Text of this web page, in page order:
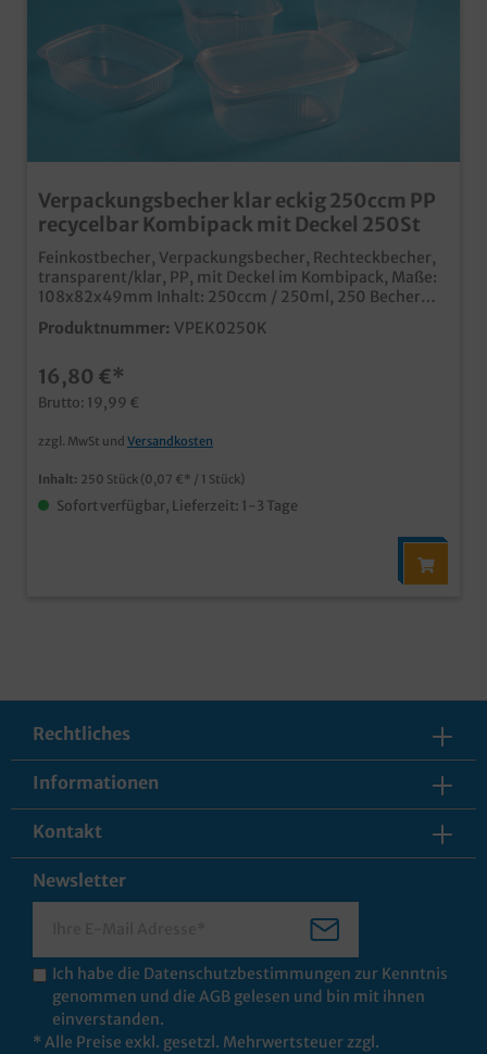
Verpackungsbecher klar eckig 250ccm PP
recycelbar Kombipack mit Deckel 250St
Feinkostbecher, Verpackungsbecher, Rechteckbecher,
transparent/klar, PP, mit Deckel im Kombipack, Maße:
108x82x49mm Inhalt: 250ccm / 250ml, 250 Becher
und Deckel im Karton Ideal für Feinkostsalate, Eiersalat,
Wurstsalat oder kleinere Spezialitäten für den Einsatz
für Beilagen und Desserts im Speiseservice, Takeway
und Lieferservice temperaturbeständiges PP Material
(bricht nicht wie vergleichbare PS Becher) im dualen
System als wichtiger Rohstoff recycelbar auch
individuell bedruckbar
Produktnummer: VPEK0250K
16,80 €*
Brutto: 19,99 €
zzgl. MwSt und Versandkosten
Inhalt: 250 Stück (0,07 €* / 1 Stück)
Sofort verfügbar, Lieferzeit: 1-3 Tage
Rechtliches
Informationen
Kontakt
Newsletter
Ich habe die Datenschutzbestimmungen zur Kenntnis
genommen und die AGB gelesen und bin mit ihnen
einverstanden.
* Alle Preise exkl. gesetzl. Mehrwertsteuer zzgl.